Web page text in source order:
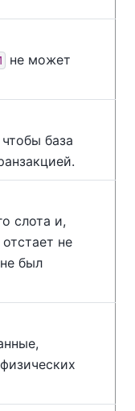
не может
база
слота и,
не
был